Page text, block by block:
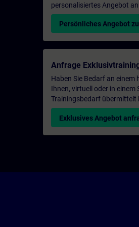
personalisiertes Angebot
Persönliches Angebot
Anfrage
Haben Sie Bedarf an
Ihnen, virtuell oder in einem
Trainingsbedarf übermittelt
Exklusives Angebot